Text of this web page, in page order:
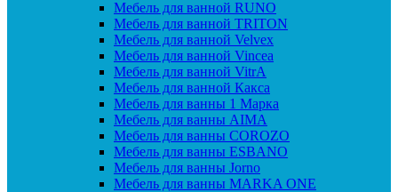
Мебель для ванной RUNO
Мебель для ванной TRITON
Мебель для ванной Velvex
Мебель для ванной Vincea
Мебель для ванной VitrA
Мебель для ванной Какса
Мебель для ванны 1 Марка
Мебель для ванны AIMA
Мебель для ванны COROZO
Мебель для ванны ESBANO
Мебель для ванны Jorno
Мебель для ванны MARKA ONE